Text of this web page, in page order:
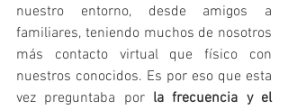
nuestro entorno, desde amigos a
familiares, teniendo muchos de nosotros
más contacto virtual que físico con
nuestros conocidos. Es por eso que esta
vez preguntaba por la frecuencia y el